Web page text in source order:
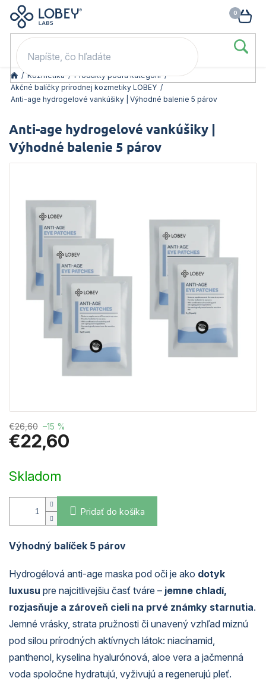
Prejsť
obsah
kódom LOB20 (nad 80 eur). 👉
/ Kozmetika / Produkty podľa kategórií /
Akčné balíčky prírodnej kozmetiky LOBEY /
Anti-age hydrogelové vankúšiky | Výhodné balenie 5 párov
Anti-age hydrogelové vankúšiky |
Výhodné balenie 5 párov
€26,60 –15 %
€22,60
cena:
Skladom
Pridať do košíka
Výhodný balíček 5 párov
Hydrogélová anti-age maska ​​pod oči je ako dotyk
luxusu pre najcitlivejšiu časť tváre – jemne chladí,
rozjasňuje a zároveň cieli na prvé známky starnutia.
Jemné vrásky, strata pružnosti či unavený vzhľad miznú
pod silou prírodných aktívnych látok: niacínamid,
panthenol, kyselina hyalurónová, aloe vera a jačmenná
voda spoločne hydratujú, vyživujú a regenerujú pleť.